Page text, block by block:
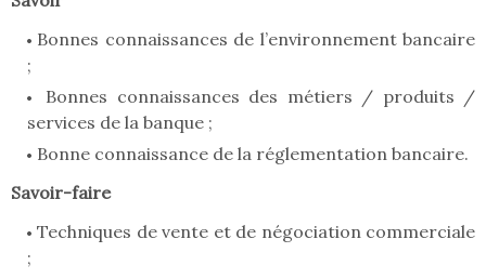
Bonnes connaissances de l’environnement bancaire
;
Bonnes connaissances des métiers / produits /
services de la banque ;
Bonne connaissance de la réglementation bancaire.
Savoir-faire
Techniques de vente et de négociation commerciale
;